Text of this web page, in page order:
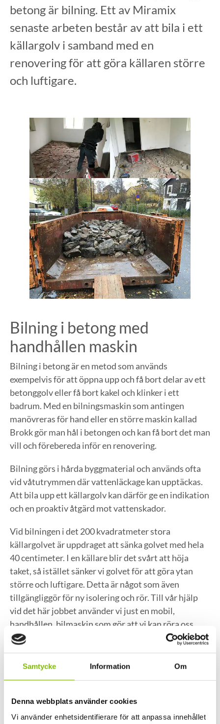
Samtycke Information Om
Denna webbplats använder cookies
Vi använder enhetsidentifierare för att anpassa innehållet
betong är bilning. Ett av Miramix
senaste arbeten består av att bila i ett
källargolv i samband med en
renovering för att göra källaren större
och luftigare.
Bilning i betong med
handhållen maskin
Bilning i betong är en metod som används
exempelvis för att öppna upp och få bort delar av ett
betonggolv eller få bort kakel och klinker i ett
badrum. Med en bilningsmaskin som antingen
manövreras för hand eller en större maskin kallad
Brokk gör man hål i betongen och kan få bort det man
vill och förebereda inför en renovering.
Bilning görs i hårda byggmaterial och används ofta
vid våtutrymmen där vattenläckage kan upptäckas.
Att bila upp ett källargolv kan därför ge en indikation
och en proaktiv åtgärd mot vattenskador.
Vid bilningen i det 200 kvadratmeter stora
källargolvet är uppdraget att sänka golvet med hela
40 centimeter. I en källare blir det svårt att höja
taket, så istället sänker vi golvet för att göra ytan
större och luftigare. Detta är något som även
tillgängliggör för ny isolering och rör. Till vår hjälp
vid det här jobbet använder vi just en mobil,
handhållen, bilmaskin som gör att vi kan röra oss
fritt och i alla utrymmen.
Betongarbeten i
Förutom bilning i betong erbjuder vi även tjänster